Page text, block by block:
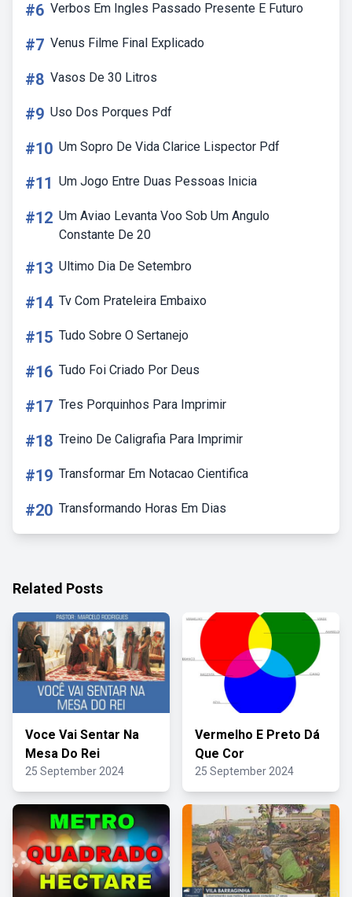
#6 Verbos Em Ingles Passado Presente E Futuro
#7 Venus Filme Final Explicado
#8 Vasos De 30 Litros
#9 Uso Dos Porques Pdf
#10 Um Sopro De Vida Clarice Lispector Pdf
#11 Um Jogo Entre Duas Pessoas Inicia
#12 Um Aviao Levanta Voo Sob Um Angulo
Constante De 20
#13 Ultimo Dia De Setembro
#14 Tv Com Prateleira Embaixo
#15 Tudo Sobre O Sertanejo
#16 Tudo Foi Criado Por Deus
#17 Tres Porquinhos Para Imprimir
#18 Treino De Caligrafia Para Imprimir
#19 Transformar Em Notacao Cientifica
#20 Transformando Horas Em Dias
Related Posts
Voce Vai Sentar Na
Mesa Do Rei
25 September 2024
Vermelho E Preto Dá
Que Cor
25 September 2024